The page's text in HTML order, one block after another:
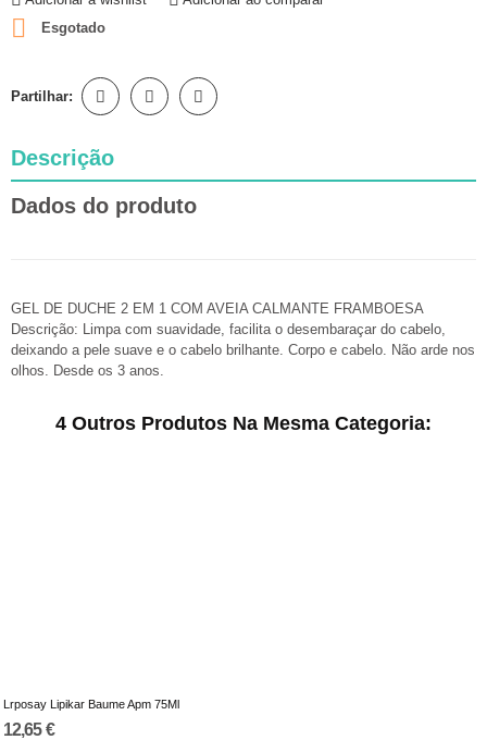
 Esgotado
Partilhar:
Descrição
Dados do produto
GEL DE DUCHE 2 EM 1 COM AVEIA CALMANTE FRAMBOESA
Descrição: Limpa com suavidade, facilita o desembaraçar do cabelo,
deixando a pele suave e o cabelo brilhante. Corpo e cabelo. Não arde nos
olhos. Desde os 3 anos.
4 Outros Produtos Na Mesma Categoria:
Lrposay Lipikar Baume Apm 75Ml
12,65 €